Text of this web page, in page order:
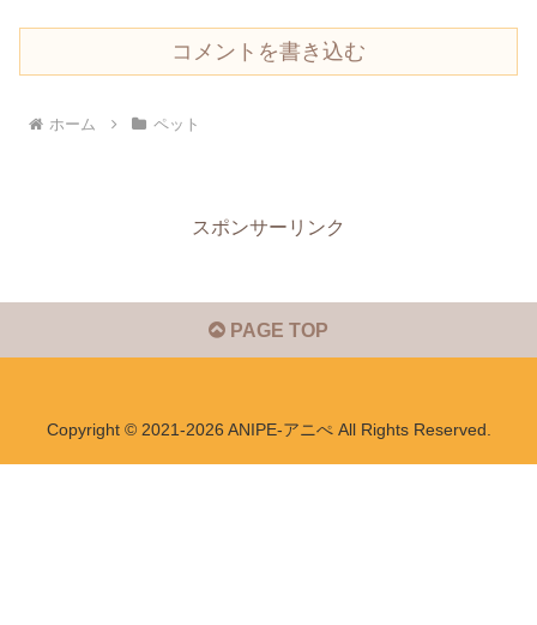
コメントを書き込む
ホーム ペット
スポンサーリンク
PAGE TOP
Copyright © 2021-2026 ANIPE-アニぺ All Rights Reserved.